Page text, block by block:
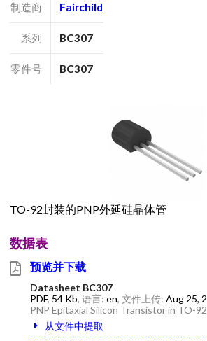
制造商 Fairchild
系列 BC307
零件号 BC307
TO-92封装的PNP外延硅晶体管
数据表
预览并下载
Datasheet BC307
PDF, 54 Kb, 语言: en, 文件上传: Aug 25,
PNP Epitaxial Silicon Transistor in TO-
从文件中提取